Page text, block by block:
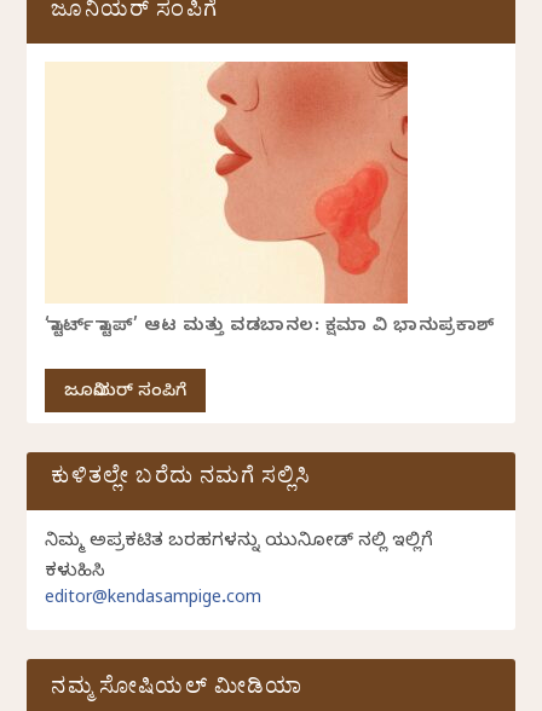
ಜೂನಿಯರ್ ಸಂಪಿಗೆ
‘ಸ್ಟಾರ್ಟ್ ಸ್ಟಾಪ್’ ಆಟ ಮತ್ತು ವಡಬಾನಲ: ಕ್ಷಮಾ ವಿ ಭಾನುಪ್ರಕಾಶ್
ಜೂನಿಯರ್ ಸಂಪಿಗೆ
ಕುಳಿತಲ್ಲೇ ಬರೆದು ನಮಗೆ ಸಲ್ಲಿಸಿ
ನಿಮ್ಮ ಅಪ್ರಕಟಿತ ಬರಹಗಳನ್ನು ಯುನಿಕೋಡ್ ನಲ್ಲಿ ಇಲ್ಲಿಗೆ
ಕಳುಹಿಸಿ
editor@kendasampige.com
ನಮ್ಮ ಸೋಷಿಯಲ್‌ ಮೀಡಿಯಾ